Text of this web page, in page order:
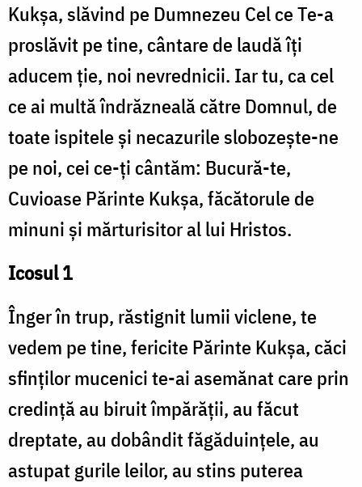
Kukşa, slăvind pe Dumnezeu Cel ce Te-a
proslăvit pe tine, cântare de laudă îți
aducem ție, noi nevrednicii. Iar tu, ca cel
ce ai multă îndrăzneală către Domnul, de
toate ispitele și necazurile slobozește-ne
pe noi, cei ce-ți cântăm: Bucură-te,
Cuvioase Părinte Kukşa, făcătorule de
minuni și mărturisitor al lui Hristos.
Icosul 1
Înger în trup, răstignit lumii viclene, te
vedem pe tine, fericite Părinte Kukşa, căci
sfinților mucenici te-ai asemănat care prin
credință au biruit împărății, au făcut
dreptate, au dobândit făgăduințele, au
astupat gurile leilor, au stins puterea